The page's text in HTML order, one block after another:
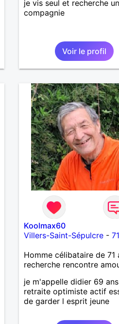
je vis seul et recherche
compagnie
Voir le profil
Koolmax60
Villers-Saint-Sépulcre -
Homme célibataire de 71
recherche rencontre
je m'appelle didier 69 ans
retraite optimiste actif
de garder l esprit jeune